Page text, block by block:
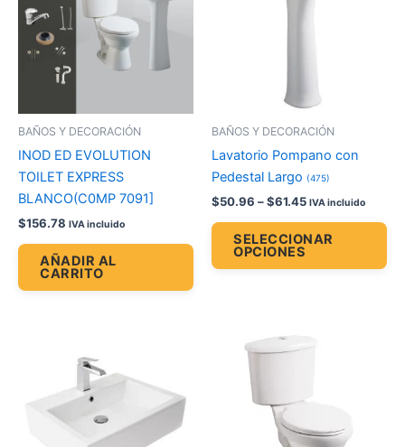
BAÑOS Y DECORACIÓN
INOD ED EVOLUTION
TOILET EXPRESS
BLANCO(C0MP 7091]
$156.78 IVA incluido
AÑADIR AL
CARRITO
BAÑOS Y DECORACIÓN
Lavatorio Pompano con
Pedestal Largo (475)
$50.96 –$61.45 IVA incluido
SELECCIONAR
OPCIONES
de